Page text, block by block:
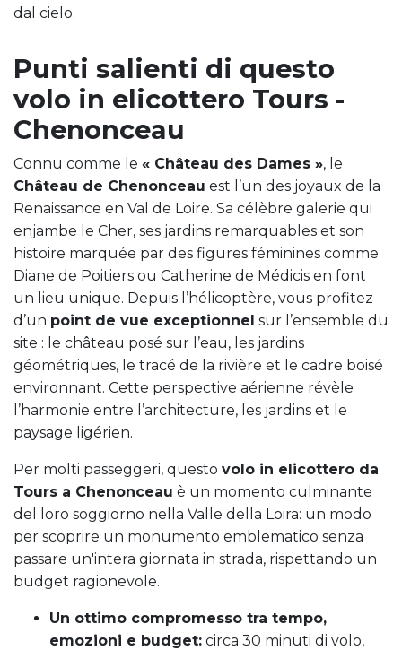
dal cielo.
Punti salienti di questo
volo in elicottero Tours -
Chenonceau
Connu comme le « Château des Dames », le
Château de Chenonceau est l’un des joyaux de la
Renaissance en Val de Loire. Sa célèbre galerie qui
enjambe le Cher, ses jardins remarquables et son
histoire marquée par des figures féminines comme
Diane de Poitiers ou Catherine de Médicis en font
un lieu unique. Depuis l’hélicoptère, vous profitez
d’un point de vue exceptionnel sur l’ensemble du
site : le château posé sur l’eau, les jardins
géométriques, le tracé de la rivière et le cadre boisé
environnant. Cette perspective aérienne révèle
l’harmonie entre l’architecture, les jardins et le
paysage ligérien.
Per molti passeggeri, questo volo in elicottero da
Tours a Chenonceau è un momento culminante
del loro soggiorno nella Valle della Loira: un modo
per scoprire un monumento emblematico senza
passare un'intera giornata in strada, rispettando un
budget ragionevole.
Un ottimo compromesso tra tempo,
emozioni e budget: circa 30 minuti di volo,